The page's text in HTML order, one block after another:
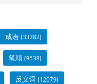
成语 (33282)
笔顺 (9538)
反义词 (12079)